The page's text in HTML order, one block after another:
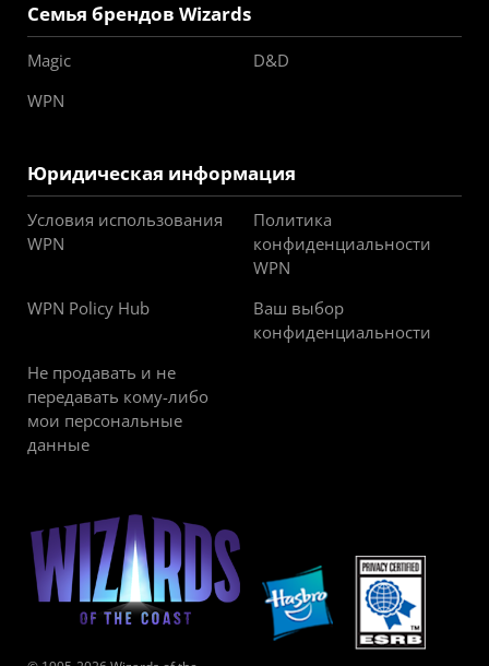
Семья брендов Wizards
Magic
D&D
WPN
Юридическая информация
Условия использования
WPN
Политика
конфиденциальности
WPN
WPN Policy Hub
Ваш выбор
конфиденциальности
Не продавать и не
передавать кому-либо
мои персональные
данные